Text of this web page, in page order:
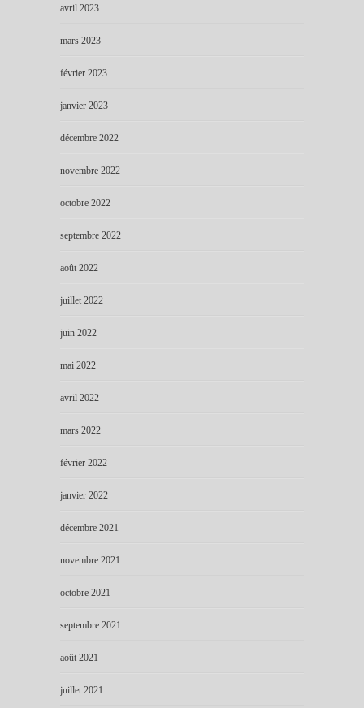
avril 2023
mars 2023
février 2023
janvier 2023
décembre 2022
novembre 2022
octobre 2022
septembre 2022
août 2022
juillet 2022
juin 2022
mai 2022
avril 2022
mars 2022
février 2022
janvier 2022
décembre 2021
novembre 2021
octobre 2021
septembre 2021
août 2021
juillet 2021